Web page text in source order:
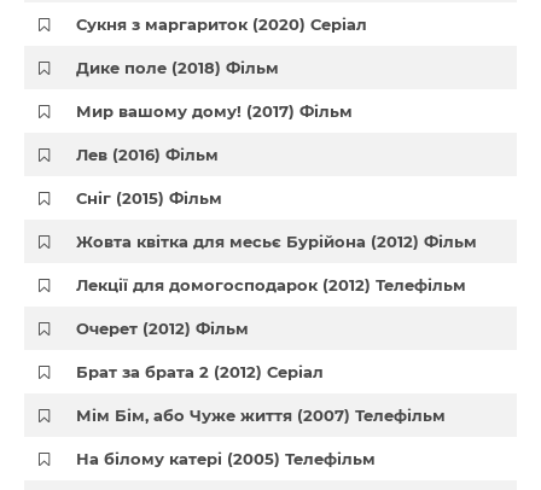
Сукня з маргариток (2020) Серіал
Дике поле (2018) Фільм
Мир вашому дому! (2017) Фільм
Лев (2016) Фільм
Сніг (2015) Фільм
Жовта квітка для месьє Бурійона (2012) Фільм
Лекції для домогосподарок (2012) Телефільм
Очерет (2012) Фільм
Брат за брата 2 (2012) Серіал
Мім Бім, або Чуже життя (2007) Телефільм
На білому катері (2005) Телефільм